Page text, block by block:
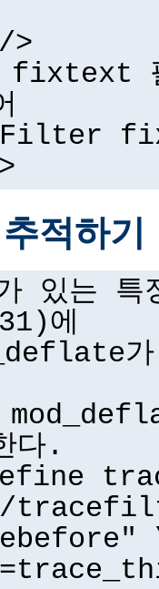
>
fixtext
적하기
있는 특
에
다.